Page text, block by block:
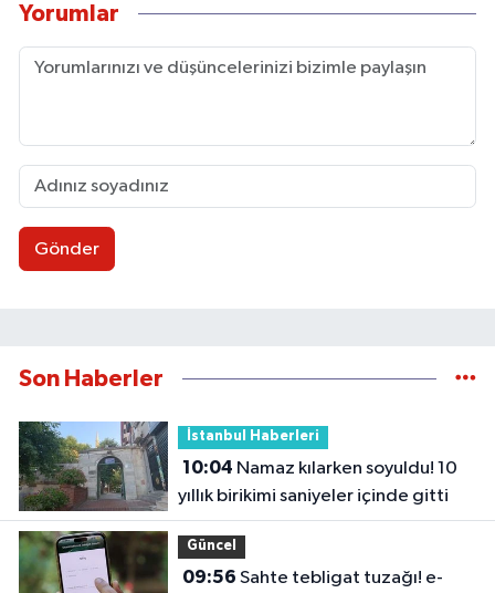
Yorumlar
Gönder
Son Haberler
İstanbul Haberleri
10:04
yıllık birikimi saniyeler içinde gitti
Güncel
09:56